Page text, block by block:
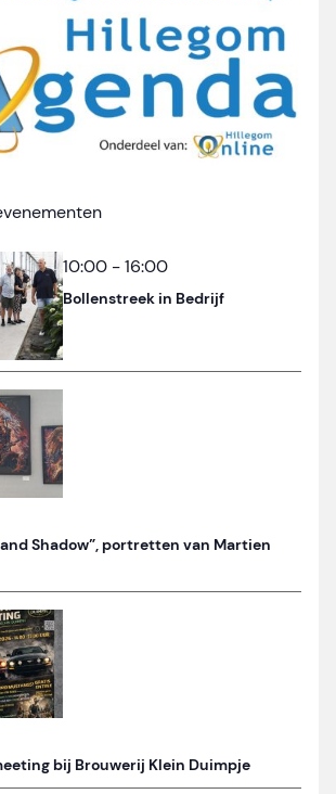
10:00 -16:00
Bollenstreek in Bedrijf
Shadow”, portretten van Martien
bij Brouwerij Klein Duimpje